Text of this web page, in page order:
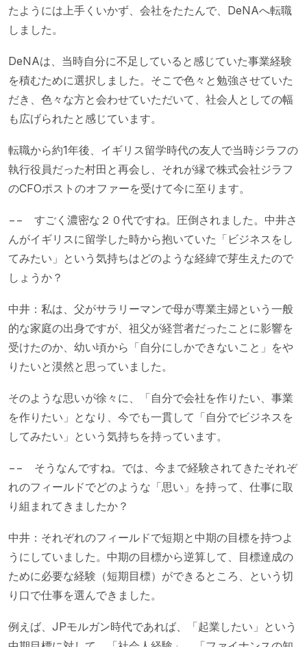
たようには上手くいかず、会社をたたんで、DeNAへ転職
しました。
DeNAは、当時自分に不足していると感じていた事業経験
を積むために選択しました。そこで色々と勉強させていた
だき、色々な方と会わせていただいて、社会人としての幅
も広げられたと感じています。
転職から約1年後、イギリス留学時代の友人で当時ジラフの
執行役員だった村田と再会し、それが縁で株式会社ジラフ
のCFOポストのオファーを受けて今に至ります。
−− すごく濃密な２０代ですね。圧倒されました。中井さ
んがイギリスに留学した時から抱いていた「ビジネスをし
てみたい」という気持ちはどのような経緯で芽生えたので
しょうか？
中井：私は、父がサラリーマンで母が専業主婦という一般
的な家庭の出身ですが、祖父が経営者だったことに影響を
受けたのか、幼い頃から「自分にしかできないこと」をや
りたいと漠然と思っていました。
そのような思いが徐々に、「自分で会社を作りたい、事業
を作りたい」となり、今でも一貫して「自分でビジネスを
してみたい」という気持ちを持っています。
−− そうなんですね。では、今まで経験されてきたそれぞ
れのフィールドでどのような「思い」を持って、仕事に取
り組まれてきましたか？
中井：それぞれのフィールドで短期と中期の目標を持つよ
うにしていました。中期の目標から逆算して、目標達成の
ために必要な経験（短期目標）ができるところ、という切
り口で仕事を選んできました。
例えば、JPモルガン時代であれば、「起業したい」という